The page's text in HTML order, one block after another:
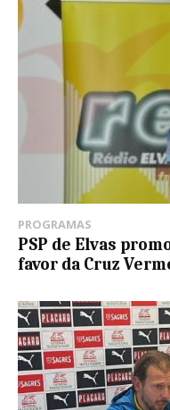
PROGRAMAS
PSP de Elvas
favor da Cruz